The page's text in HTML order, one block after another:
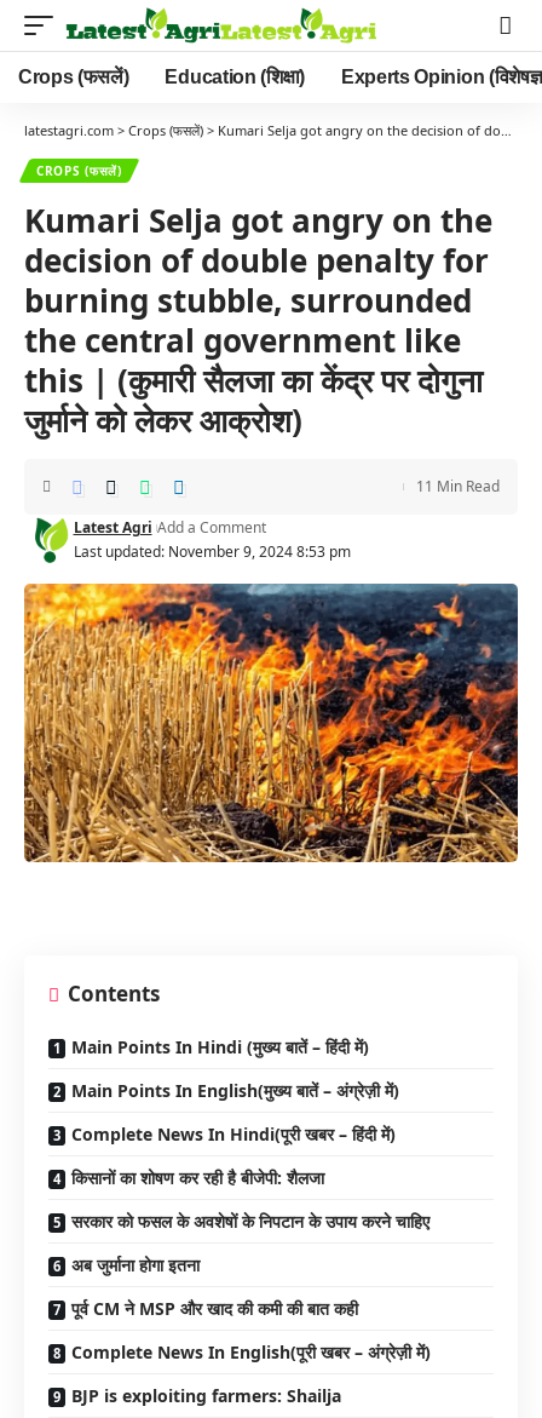
Crops (फसलें) Education (शिक्षा) Experts Opinion (विशेषज्ञ
latestagri.com > Crops (फसलें) > Kumari Selja got angry on the decision of double penalty for burning stubble, surrounded the central government like this | (कुमारी सैलजा का केंद्र पर दोगुना जुर्माने को लेकर आक्रोश)
CROPS (फसलें)
Kumari Selja got angry on the
decision of double penalty for
burning stubble, surrounded
the central government like
this | (कुमारी सैलजा का केंद्र पर दोगुना
जुर्माने को लेकर आक्रोश)
Last updated: November 9, 2024 8:53 pm
Latest Agri Add a Comment
11 Min Read
Contents
Main Points In Hindi (मुख्य बातें – हिंदी में)
Main Points In English(मुख्य बातें – अंग्रेज़ी में)
Complete News In Hindi(पूरी खबर – हिंदी में)
किसानों का शोषण कर रही है बीजेपी: शैलजा
सरकार को फसल के अवशेषों के निपटान के उपाय करने चाहिए
अब जुर्माना होगा इतना
पूर्व CM ने MSP और खाद की कमी की बात कही
Complete News In English(पूरी खबर – अंग्रेज़ी में)
BJP is exploiting farmers: Shailja